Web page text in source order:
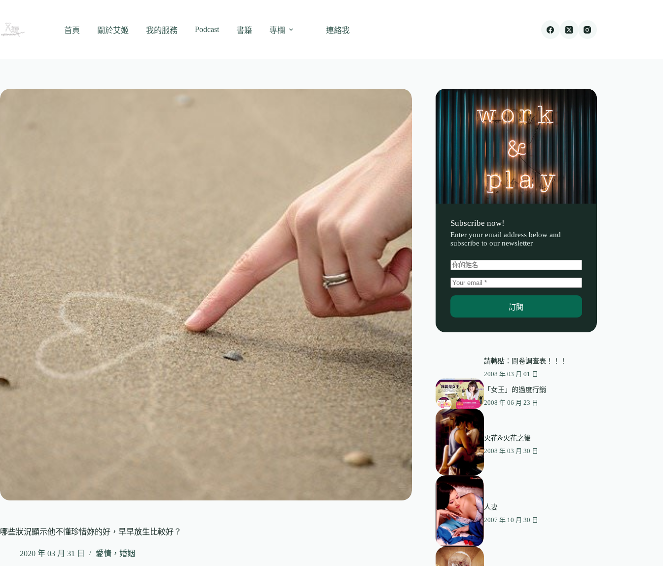
主
首頁 關於艾姬 我的服務 Podcast 書籍 專欄 連絡我
哪些狀況顯示他不懂珍惜妳的好，早早放生比較好？
2020 年 03 月 31 日 愛情，婚姻
Subscribe now!
Enter your email address below and
subscribe to our newsletter
訂閱
請轉貼：問卷調查表！！！
2008 年 03 月 01 日
「女王」的過度行銷
2008 年 06 月 23 日
火花&火花之後
2008 年 03 月 30 日
人妻
2007 年 10 月 30 日